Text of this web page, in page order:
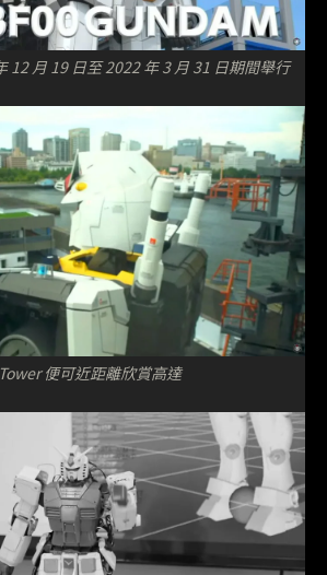
12 月 19 日至 2022 年 3 月 31 日期間舉行
便可近距離欣賞高達